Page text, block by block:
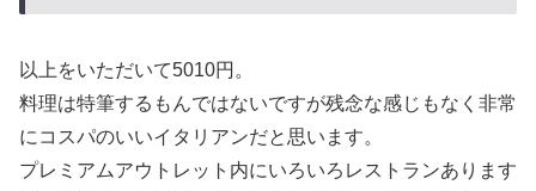
以上をいただいて5010円。
料理は特筆するもんではないですが残念な感じもなく非常
にコスパのいいイタリアンだと思います。
プレミアムアウトレット内にいろいろレストランあります